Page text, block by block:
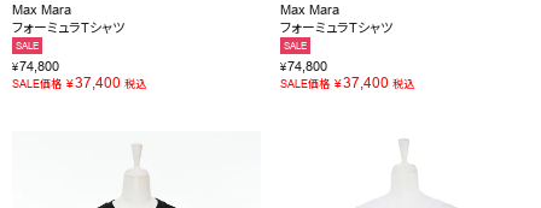
Max Mara
フォーミュラTシャツ
SALE
¥74,800
SALE価格 ¥37,400 税込
Max Mara
フォーミュラTシャツ
SALE
¥74,800
SALE価格 ¥37,400 税込